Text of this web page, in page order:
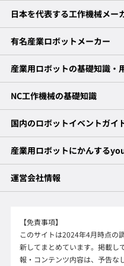
日本を代表する工作機械メー
有名産業ロボットメーカー
産業用ロボットの基礎知識・
NC工作機械の基礎知識
国内のロボットイベントガイ
産業用ロボットにかんする
運営会社情報
【免責事項】
このサイトは2024年4月時点の
新してまとめています。掲載し
報・コンテンツ内容は、予告な